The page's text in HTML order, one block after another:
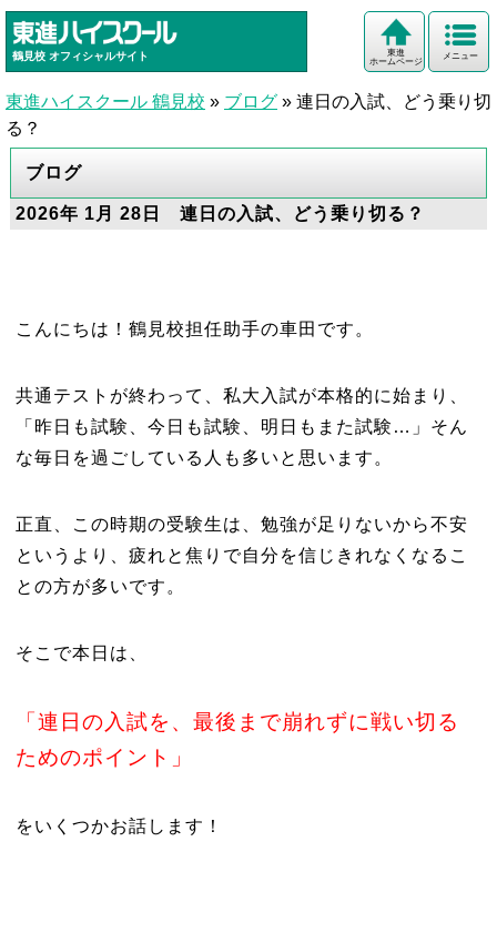
鶴見校 オフィシャルサイト メニュー
東進
ホームページ
東進ハイスクール 鶴見校 » ブログ » 連日の入試、どう乗り切
る？
ブログ
2026年 1月 28日 連日の入試、どう乗り切る？
こんにちは！鶴見校担任助手の車田です。
共通テストが終わって、私大入試が本格的に始まり、
「昨日も試験、今日も試験、明日もまた試験…」そん
な毎日を過ごしている人も多いと思います。
正直、この時期の受験生は、勉強が足りないから不安
というより、疲れと焦りで自分を信じきれなくなるこ
との方が多いです。
そこで本日は、
「連日の入試を、最後まで崩れずに戦い切る
ためのポイント」
をいくつかお話します！